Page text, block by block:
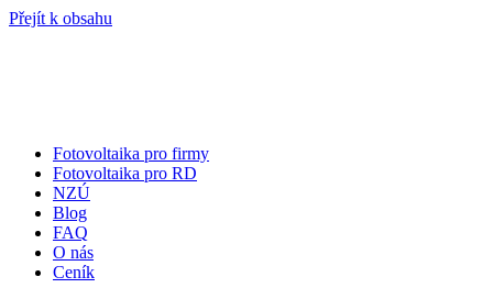
Přejít k obsahu
Fotovoltaika pro firmy
Fotovoltaika pro RD
NZÚ
Blog
FAQ
O nás
Ceník